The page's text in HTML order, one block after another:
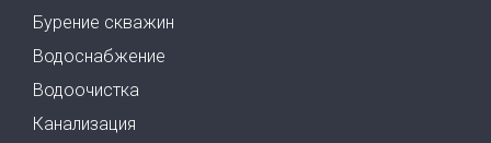
Бурение скважин
Водоснабжение
Водоочистка
Канализация